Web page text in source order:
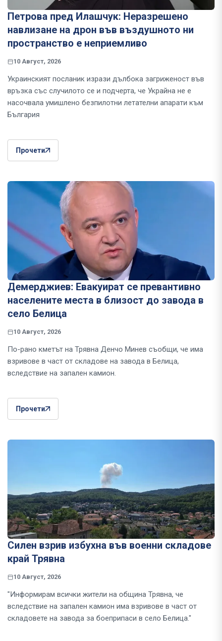
Петрова пред Илашчук: Неразрешено
навлизане на дрон във въздушното ни
пространство е неприемливо
10 Август, 2026
Украинският посланик изрази дълбока загриженост във
връзка със случилото се и подчерта, че Украйна не е
насочвала умишлено безпилотни летателни апарати към
България
Прочети
Демерджиев: Евакуират се превантивно
населените места в близост до завода в
село Белица
10 Август, 2026
По-рано кметът на Трявна Денчо Минев съобщи, че има
взривове в част от складове на завода в Белица,
вследствие на запален камион.
Прочети
Силен взрив избухна във военни складове
край Трявна
10 Август, 2026
"Информирам всички жители на община Трявна, че
вследствие на запален камион има взривове в част от
складовете на завода за боеприпаси в село Белица."